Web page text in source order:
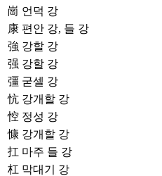
崗 언덕 강
康 편안 강, 들 강
強 강할 강
强 강할 강
彊 굳셀 강
忼 강개할 강
悾 정성 강
慷 강개할 강
扛 마주 들 강
杠 막대기 강